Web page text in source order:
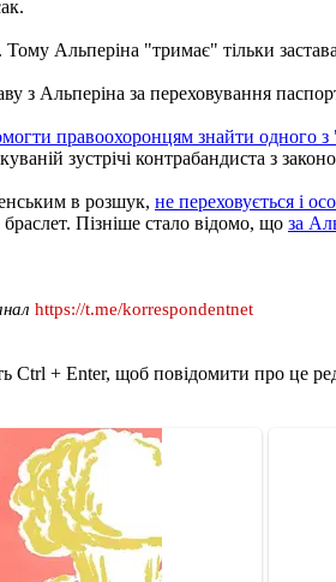
Альперіна "тримає" тільки
з Альперіна за переховування
правоохоронцям знайти одного
зустрічі контрабандиста з
в розшук, не переховується і
Пізніше стало відомо, що за
https://t.me/korrespondentnet
Ctrl + Enter, щоб повідомити про це